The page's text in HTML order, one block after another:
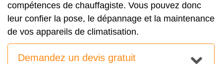
compétences de chauffagiste. Vous pouvez donc
leur confier la pose, le dépannage et la maintenance
de vos appareils de climatisation.
Demandez un devis gratuit